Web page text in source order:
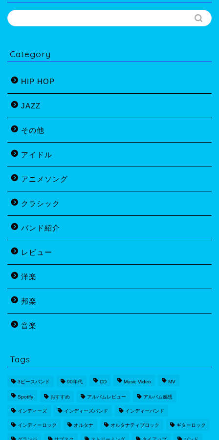
Category
HIP HOP
JAZZ
その他
アイドル
アニメソング
クラシック
バンド紹介
レビュー
洋楽
邦楽
音楽
Tags
3ピースバンド 90年代 CD Music Video MV
Spotify おすすめ アルバムレビュー アルバム感想
インディーズ インディーズバンド インディーバンド
インディーロック オルタナ オルタナティブロック ギターロック